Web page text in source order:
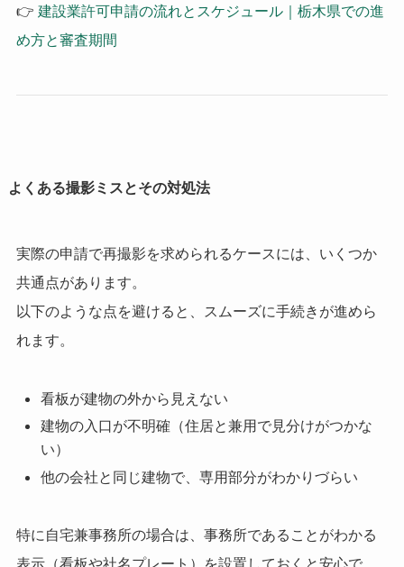
👉 建設業許可申請の流れとスケジュール｜栃木県での進
め方と審査期間
よくある撮影ミスとその対処法
実際の申請で再撮影を求められるケースには、いくつか
共通点があります。
以下のような点を避けると、スムーズに手続きが進めら
れます。
看板が建物の外から見えない
建物の入口が不明確（住居と兼用で見分けがつかな
い）
他の会社と同じ建物で、専用部分がわかりづらい
特に自宅兼事務所の場合は、事務所であることがわかる